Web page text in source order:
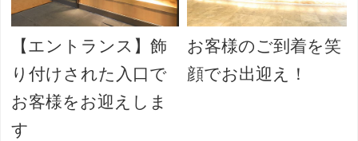
【エントランス】飾
り付けされた入口で
お客様をお迎えしま
す
お客様のご到着を笑
顔でお出迎え！